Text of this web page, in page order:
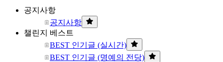
공지사항
공지사항
챌린지 베스트
BEST 인기글 (실시간)
BEST 인기글 (명예의 전당)